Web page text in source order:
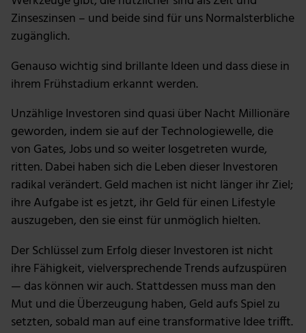
zu können und die Zugriffe auf unsere Website zu
analysieren. Außerdem geben wir Informationen zu
für soziale Medien, Werbung und Analysen weiter.
Unsere Partner führen diese Informationen
ihnen bereitgestellt hast oder die sie im Rahmen deiner
Nutzung der Dienste gesammelt haben.
Zinseszinsen – und beide sind für uns Normalsterbliche
zugänglich.
Genauso wichtig sind brillante Ideen und dass diese in
ihrem Frühstadium erkannt werden.
Unzählige Investoren sind quasi über Nacht Millionäre
geworden, indem sie auf der Technologiewelle, die
von Gates, Jobs und so weiter losgetreten wurde,
ritten. Dabei haben sich die Leben dieser Investoren
radikal verändert. Geld machen ist nicht länger ihr Ziel;
ihre Aufgabe ist es jetzt, ihr Geld für einen Lifestyle
auszugeben, den sie einst für unmöglich hielten.
Der Schlüssel zum Erfolg dieser Investoren ist nicht
ihre Fähigkeit, vielversprechende Trends aufzuspüren
— das können wir auch. Stattdessen muss man den
Mut und die Überzeugung haben, Geld aufs Spiel zu
setzten, sobald man auf eine transformative Idee trifft.